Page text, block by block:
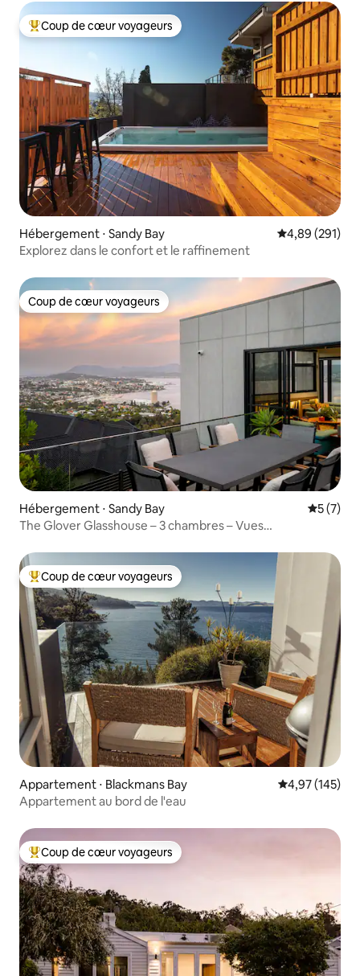
Coups de cœur voyageurs les plus appréciés
Coup de cœur voyageurs
Hébergement ⋅ Sandy Bay Évaluation
4,89 (291)
Explorez dans le confort et le raffinement
Coup de cœur voyageurs
Coup de cœur voyageurs
Hébergement ⋅ Sandy Bay
5 (7)
The Glover Glasshouse – 3 chambres – Vues
Coups de cœur voyageurs les plus appréciés
Coup de cœur voyageurs
Appartement ⋅ Blackmans Bay Évaluation
4,97 (145)
Appartement au bord de l'eau
Coups de cœur voyageurs les plus appréciés
Coup de cœur voyageurs